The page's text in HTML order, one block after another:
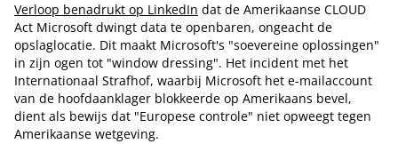
Verloop benadrukt op LinkedIn dat de Amerikaanse CLOUD
Act Microsoft dwingt data te openbaren, ongeacht de
opslaglocatie. Dit maakt Microsoft's "soevereine oplossingen"
in zijn ogen tot "window dressing". Het incident met het
Internationaal Strafhof, waarbij Microsoft het e-mailaccount
van de hoofdaanklager blokkeerde op Amerikaans bevel,
dient als bewijs dat "Europese controle" niet opweegt tegen
Amerikaanse wetgeving.